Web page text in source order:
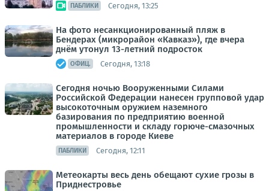
ПАБЛИКИ Сегодня, 13:25
На фото несанкционированный пляж в
Бендерах (микрорайон «Кавказ»), где вчера
днём утонул 13-летний подросток
ОФИЦ. Сегодня, 13:18
Сегодня ночью Вооруженными Силами
Российской Федерации нанесен групповой удар
высокоточным оружием наземного
базирования по предприятию военной
промышленности и складу горюче-смазочных
материалов в городе Киеве
ПАБЛИКИ Сегодня, 12:11
Метеокарты весь день обещают сухие грозы в
Приднестровье